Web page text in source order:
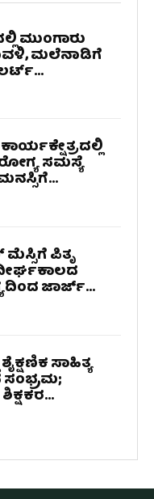
ಮುಂಗಾರು
ಮಲೆನಾಡಿಗೆ
ಸಮಸ್ಯೆ
ಪಿತೃ
ಜಾರ್ಜ್...
ಸಾಹಿತ್ಯ
ಸಂಭ್ರಮ;